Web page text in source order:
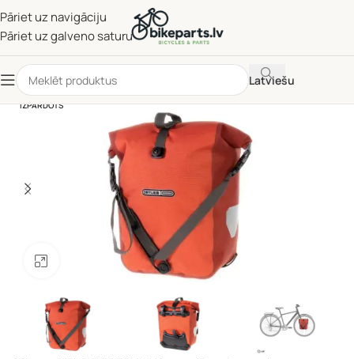
Pāriet uz navigāciju
Pāriet uz galveno saturu
Latviešu
IZPĀRDOTS
Noklikšķiniet, lai palielinātu